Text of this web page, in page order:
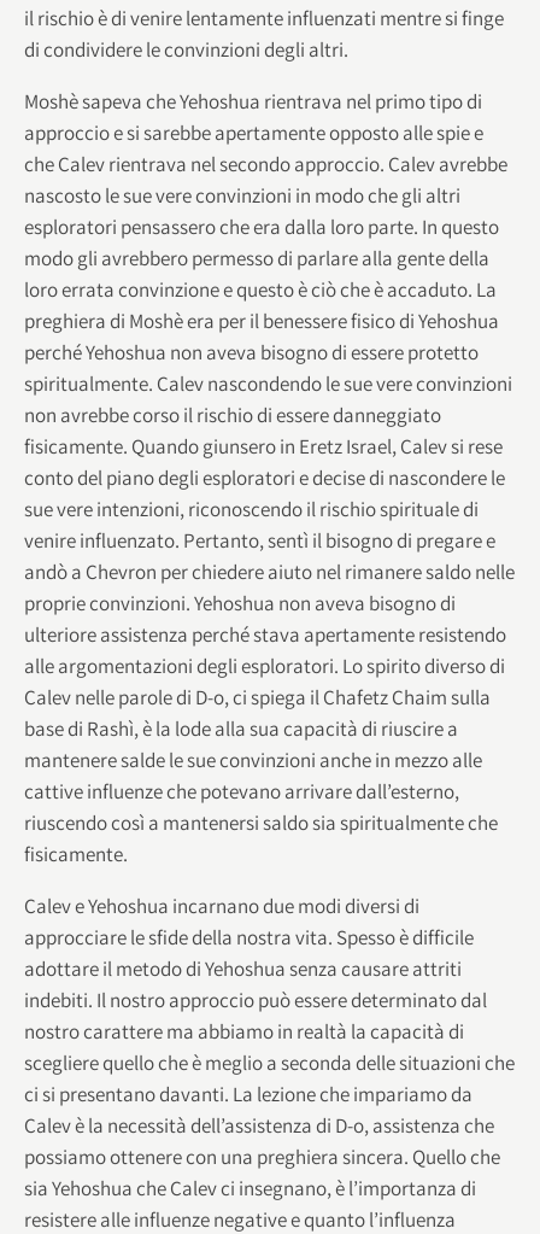
il rischio è di venire lentamente influenzati mentre si finge
di condividere le convinzioni degli altri.
Moshè sapeva che Yehoshua rientrava nel primo tipo di
approccio e si sarebbe apertamente opposto alle spie e
che Calev rientrava nel secondo approccio. Calev avrebbe
nascosto le sue vere convinzioni in modo che gli altri
esploratori pensassero che era dalla loro parte. In questo
modo gli avrebbero permesso di parlare alla gente della
loro errata convinzione e questo è ciò che è accaduto. La
preghiera di Moshè era per il benessere fisico di Yehoshua
perché Yehoshua non aveva bisogno di essere protetto
spiritualmente. Calev nascondendo le sue vere convinzioni
non avrebbe corso il rischio di essere danneggiato
fisicamente. Quando giunsero in Eretz Israel, Calev si rese
conto del piano degli esploratori e decise di nascondere le
sue vere intenzioni, riconoscendo il rischio spirituale di
venire influenzato. Pertanto, sentì il bisogno di pregare e
andò a Chevron per chiedere aiuto nel rimanere saldo nelle
proprie convinzioni. Yehoshua non aveva bisogno di
ulteriore assistenza perché stava apertamente resistendo
alle argomentazioni degli esploratori. Lo spirito diverso di
Calev nelle parole di D-o, ci spiega il Chafetz Chaim sulla
base di Rashì, è la lode alla sua capacità di riuscire a
mantenere salde le sue convinzioni anche in mezzo alle
cattive influenze che potevano arrivare dall’esterno,
riuscendo così a mantenersi saldo sia spiritualmente che
fisicamente.
Calev e Yehoshua incarnano due modi diversi di
approcciare le sfide della nostra vita. Spesso è difficile
adottare il metodo di Yehoshua senza causare attriti
indebiti. Il nostro approccio può essere determinato dal
nostro carattere ma abbiamo in realtà la capacità di
scegliere quello che è meglio a seconda delle situazioni che
ci si presentano davanti. La lezione che impariamo da
Calev è la necessità dell’assistenza di D-o, assistenza che
possiamo ottenere con una preghiera sincera. Quello che
sia Yehoshua che Calev ci insegnano, è l’importanza di
resistere alle influenze negative e quanto l’influenza